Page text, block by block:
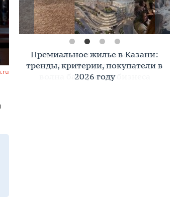
Премиальное жилье в Казани:
тренды, критерии, покупатели в
2026 году